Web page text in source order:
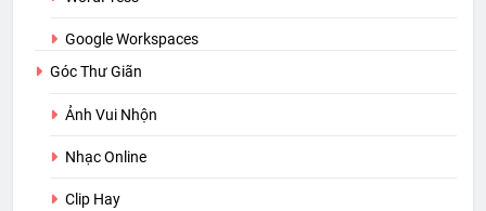
Google Workspaces
Góc Thư Giãn
Ảnh Vui Nhộn
Nhạc Online
Clip Hay